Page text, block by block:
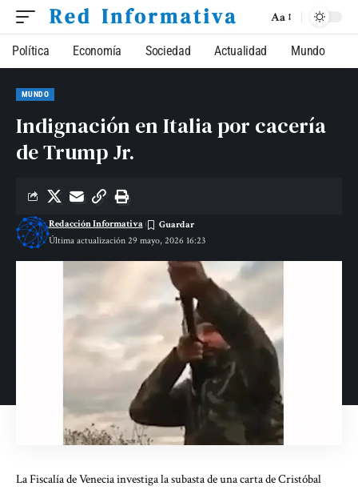
Aa
Política Economía Sociedad Actualidad Mundo
MUNDO
Indignación en Italia por cacería
de Trump Jr.
Última actualización 29 mayo, 2026 16:23
Redacción Informativa
La Fiscalía de Venecia investiga la subasta de una carta de Cristóbal